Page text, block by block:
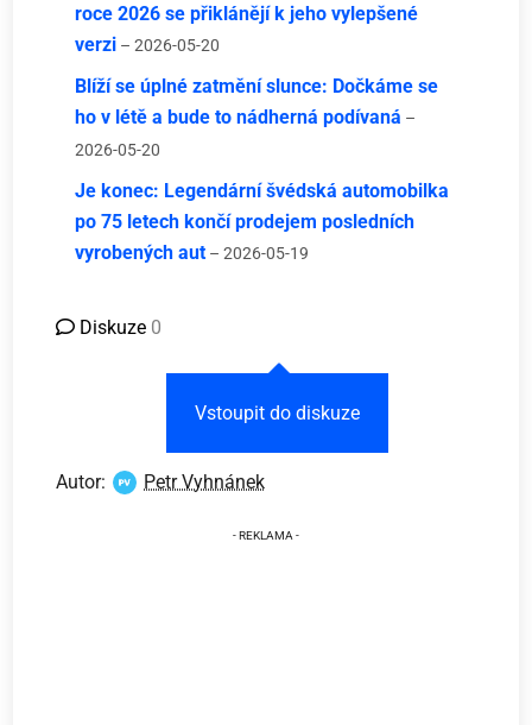
roce 2026 se přiklánějí k jeho vylepšené
verzi – 2026-05-20
Blíží se úplné zatmění slunce: Dočkáme se
ho v létě a bude to nádherná podívaná –
2026-05-20
Je konec: Legendární švédská automobilka
po 75 letech končí prodejem posledních
vyrobených aut – 2026-05-19
Diskuze 0
Vstoupit do diskuze
Autor: Petr Vyhnánek